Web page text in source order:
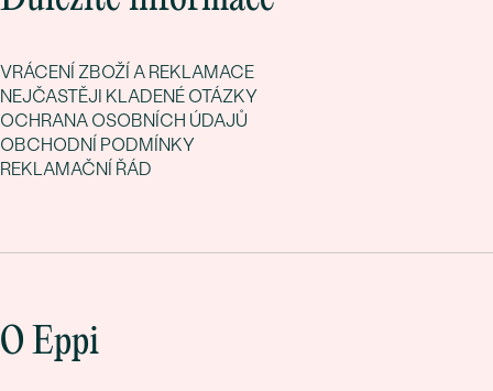
VRÁCENÍ ZBOŽÍ A REKLAMACE
NEJČASTĚJI KLADENÉ OTÁZKY
OCHRANA OSOBNÍCH ÚDAJŮ
OBCHODNÍ PODMÍNKY
REKLAMAČNÍ ŘÁD
O Eppi